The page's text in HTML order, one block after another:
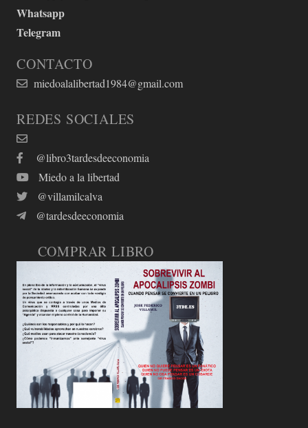
Whatsapp
Telegram
CONTACTO
miedoalalibertad1984@gmail.com
REDES SOCIALES
@libro3tardesdeeconomia
Miedo a la libertad
@villamilcalva
@tardesdeeconomia
COMPRAR LIBRO